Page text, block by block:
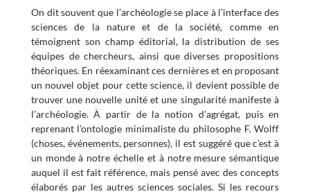
On dit souvent que l’archéologie se place à l’interface des
sciences de la nature et de la société, comme en
témoignent son champ éditorial, la distribution de ses
équipes de chercheurs, ainsi que diverses propositions
théoriques. En réexaminant ces dernières et en proposant
un nouvel objet pour cette science, il devient possible de
trouver une nouvelle unité et une singularité manifeste à
l’archéologie. À partir de la notion d’agrégat, puis en
reprenant l’ontologie minimaliste du philosophe F. Wolff
(choses, événements, personnes), il est suggéré que c’est à
un monde à notre échelle et à notre mesure sémantique
auquel il est fait référence, mais pensé avec des concepts
élaborés par les autres sciences sociales. Si les recours